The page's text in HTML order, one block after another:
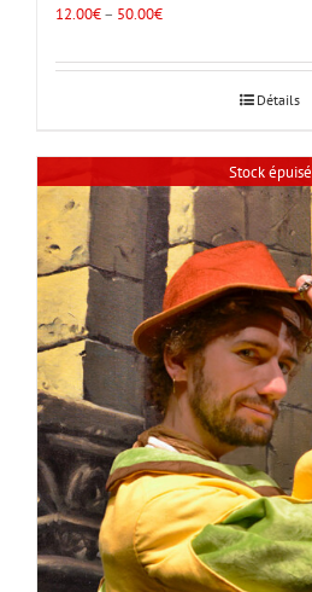
12.00€– 50.00€
Détails
Stock épuisé